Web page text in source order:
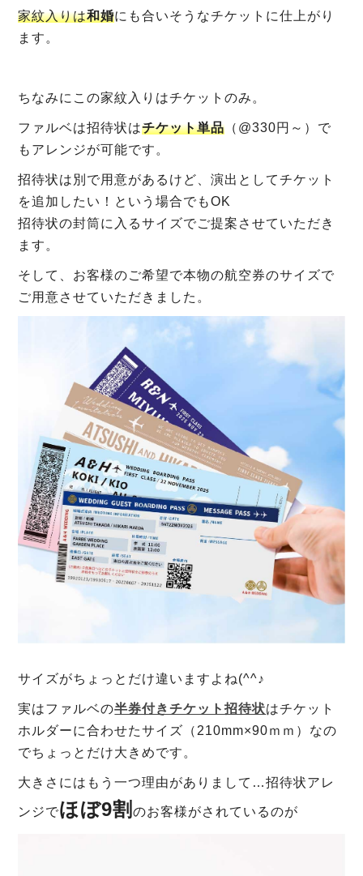
家紋入りは和婚にも合いそうなチケットに仕上がり
ます。
ちなみにこの家紋入りはチケットのみ。
ファルベは招待状はチケット単品 （@330円～）で
もアレンジが可能です。
招待状は別で用意があるけど、演出としてチケット
を追加したい！という場合でもOK
招待状の封筒に入るサイズでご提案させていただき
ます。
そして、お客様のご希望で本物の航空券のサイズで
ご用意させていただきました。
サイズがちょっとだけ違いますよね(^^♪
実はファルベの半券付きチケット招待状はチケット
ホルダーに合わせたサイズ（210mm×90ｍｍ）なの
でちょっとだけ大きめです。
大きさにはもう一つ理由がありまして…招待状アレ
ンジでほぼ9割のお客様がされているのが